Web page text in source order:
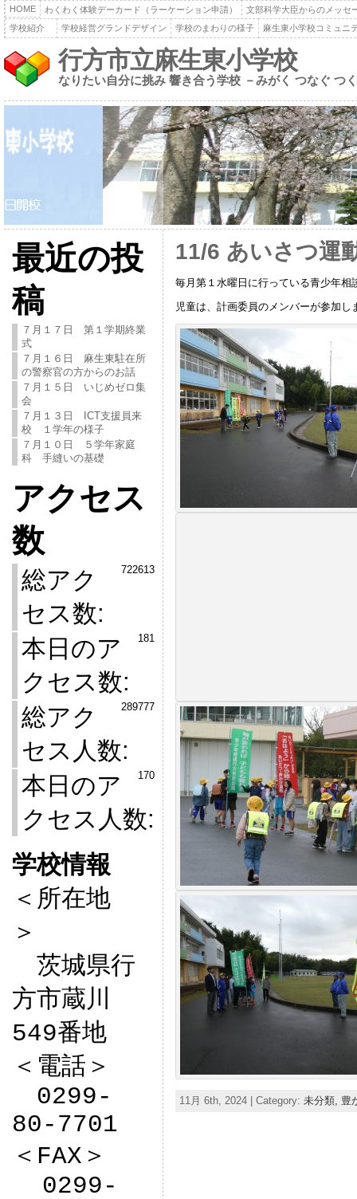
HOME わくわく体験デーカード（ラーケーション申請）
文部科学大臣からのメッセ
学校紹介
学校経営グランドデザイン 学校のまわりの様子 麻生東小学校コミュニ
行方市立麻生東小学校
なりたい自分に挑み 響き合う学校 －みがく つなぐ つ
最近の投
稿
７月１７日 第１学期終業
式
７月１６日 麻生東駐在所
の警察官の方からのお話
７月１５日 いじめゼロ集
会
７月１３日 ICT支援員来
校 １学年の様子
７月１０日 ５学年家庭
科 手縫いの基礎
アクセス
数
722613
総アク
セス数:
181
本日のア
クセス数:
289777
総アク
セス人数:
170
本日のア
クセス人数:
学校情報
＜所在地
＞
茨城県行
方市蔵川
549番地
＜電話＞
0299-
80-7701
＜FAX＞
11/6 あいさつ運
毎月第１水曜日に行っている青少年
児童は、計画委員のメンバーが参加し
11月 6th, 2024 | Category: 未分類, 豊